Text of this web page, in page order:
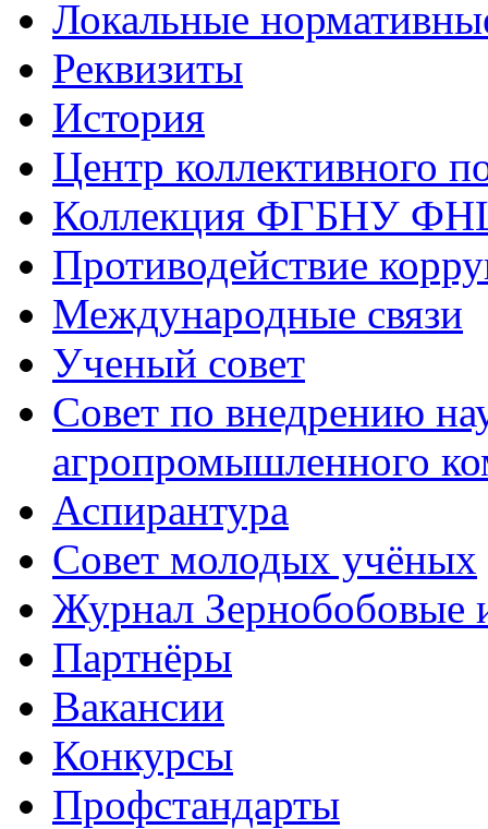
Локальные
Реквизиты
История
Центр коллективного
Коллекция ФГБНУ
Противодействие
Международные связи
Ученый совет
Совет по внедрению
агропромышленного
Аспирантура
Совет молодых учёных
Журнал Зернобобовые
Партнёры
Вакансии
Конкурсы
Профстандарты